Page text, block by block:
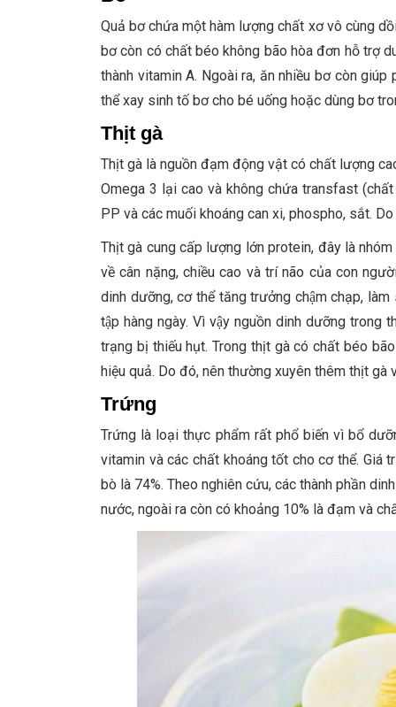
Quả bơ chứa một hàm lượng chất xơ vô cùng
bơ còn có chất béo không bão hòa đơn hỗ trợ
thành vitamin A. Ngoài ra, ăn nhiều bơ còn
thể xay sinh tố bơ cho bé uống hoặc dùng bơ
Thịt gà
Thịt gà là nguồn đạm động vật có chất lượng
Omega 3 lại cao và không chứa transfast
PP và các muối khoáng can xi, phospho, sắt.
Thịt gà cung cấp lượng lớn protein, đây là
về cân nặng, chiều cao và trí não của con
dinh dưỡng, cơ thể tăng trưởng chậm chạp,
tập hàng ngày. Vì vậy nguồn dinh dưỡng
trạng bị thiếu hụt. Trong thịt gà có chất béo
hiệu quả. Do đó, nên thường xuyên thêm thịt gà
Trứng
Trứng là loại thực phẩm rất phổ biến vì bổ
vitamin và các chất khoáng tốt cho cơ thể.
bò là 74%. Theo nghiên cứu, các thành phần
nước, ngoài ra còn có khoảng 10% là đạm và